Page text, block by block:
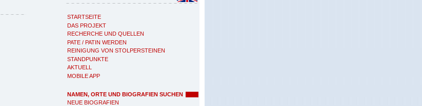
STARTSEITE
DAS PROJEKT
RECHERCHE UND QUELLEN
PATE / PATIN WERDEN
REINIGUNG VON STOLPERSTEINEN
STANDPUNKTE
AKTUELL
MOBILE APP
NAMEN, ORTE UND BIOGRAFIEN SUCHEN
NEUE BIOGRAFIEN